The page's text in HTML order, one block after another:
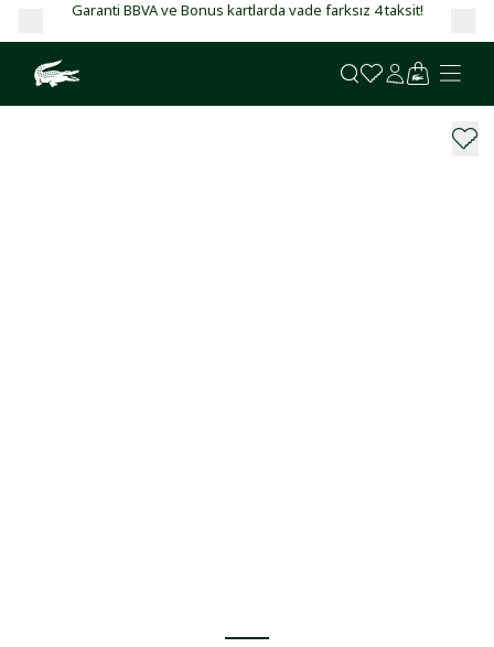
Garanti BBVA ve Bonus kartlarda vade farksız 4 taksit!